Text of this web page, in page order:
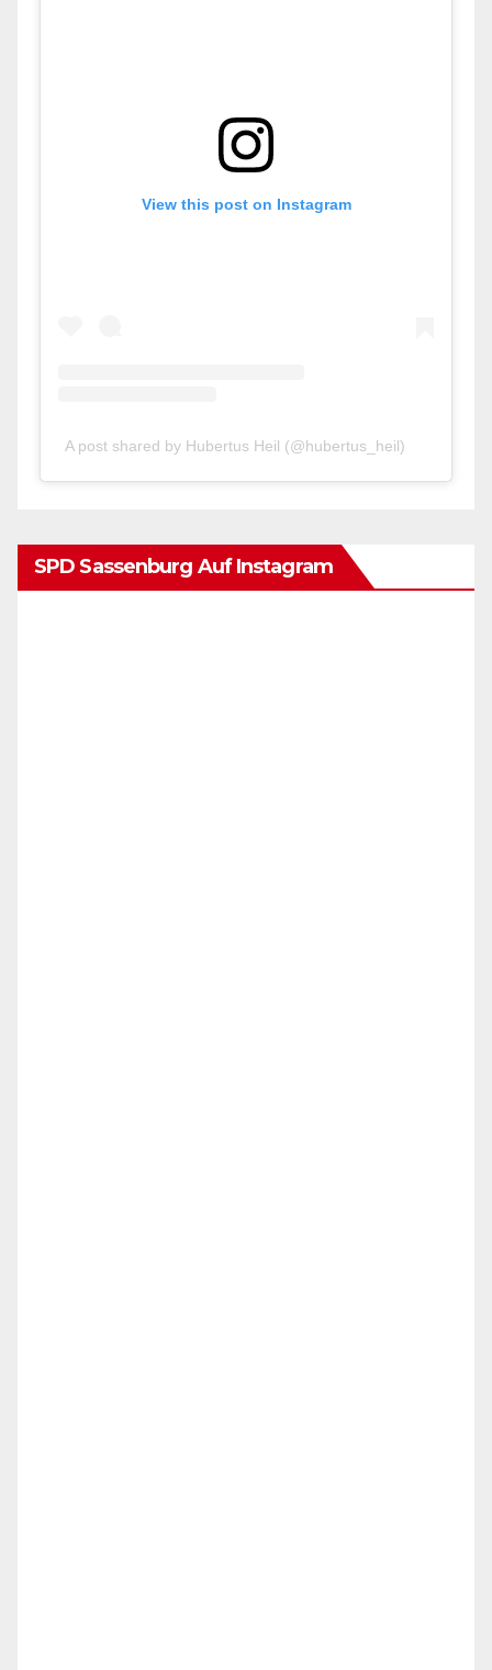
View this post on Instagram
A post shared by Hubertus Heil (@hubertus_heil)
SPD Sassenburg Auf Instagram